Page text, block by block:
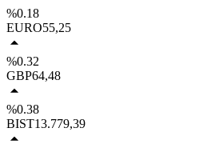
%0.18
EURO55,25
%0.32
GBP64,48
%0.38
BIST13.779,39